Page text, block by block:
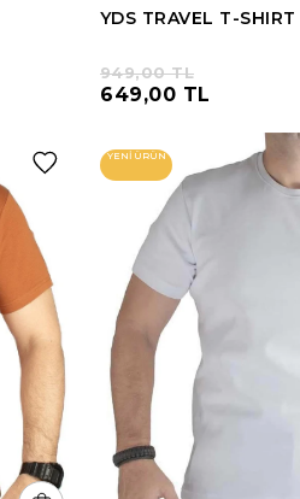
YDS TRAVEL T-
649,00 TL
949,00 TL
YENI ÜRÜN